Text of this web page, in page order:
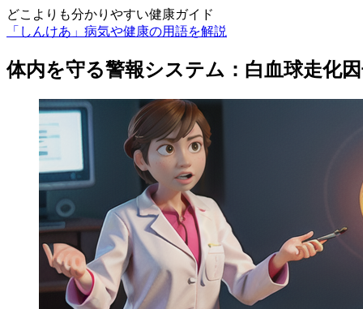
どこよりも分かりやすい健康ガイド
「しんけあ」病気や健康の用語を解説
体内を守る警報システム：白血球走化